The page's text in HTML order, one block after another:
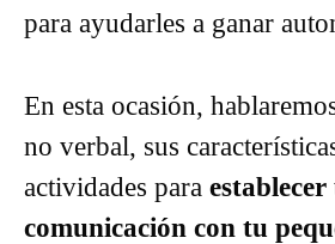
para ayudarles a ganar
En esta ocasión,
no verbal, sus
actividades para establecer
comunicación con tu